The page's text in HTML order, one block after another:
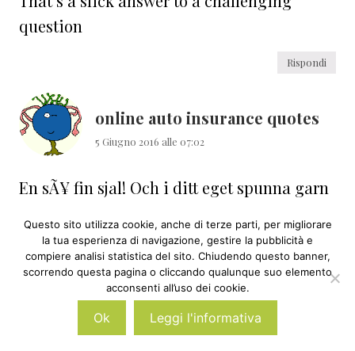
question
Rispondi
online auto insurance quotes
5 Giugno 2016 alle 07:02
En sÃ¥ fin sjal! Och i ditt eget spunna garn
Ã¤r verkligen produktiv. Ha en riktigt bra
helg, kram.
Questo sito utilizza cookie, anche di terze parti, per migliorare
la tua esperienza di navigazione, gestire la pubblicità e
compiere analisi statistica del sito. Chiudendo questo banner,
scorrendo questa pagina o cliccando qualunque suo elemento
acconsenti all’uso dei cookie.
Ok Leggi l'informativa